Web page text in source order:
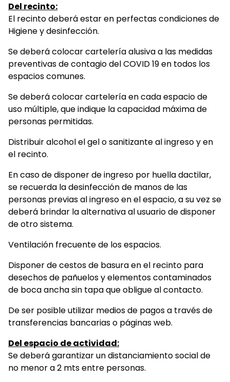
Del recinto:
El recinto deberá estar en perfectas condiciones de
Higiene y desinfección.
Se deberá colocar cartelería alusiva a las medidas
preventivas de contagio del COVID 19 en todos los
espacios comunes.
Se deberá colocar cartelería en cada espacio de
uso múltiple, que indique la capacidad máxima de
personas permitidas.
Distribuir alcohol el gel o sanitizante al ingreso y en
el recinto.
En caso de disponer de ingreso por huella dactilar,
se recuerda la desinfección de manos de las
personas previas al ingreso en el espacio, a su vez se
deberá brindar la alternativa al usuario de disponer
de otro sistema.
Ventilación frecuente de los espacios.
Disponer de cestos de basura en el recinto para
desechos de pañuelos y elementos contaminados
de boca ancha sin tapa que obligue al contacto.
De ser posible utilizar medios de pagos a través de
transferencias bancarias o páginas web.
Del espacio de actividad:
Se deberá garantizar un distanciamiento social de
no menor a 2 mts entre personas.